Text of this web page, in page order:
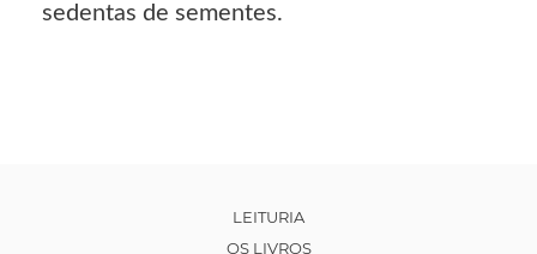
sedentas de sementes.
LEITURIA
OS LIVROS